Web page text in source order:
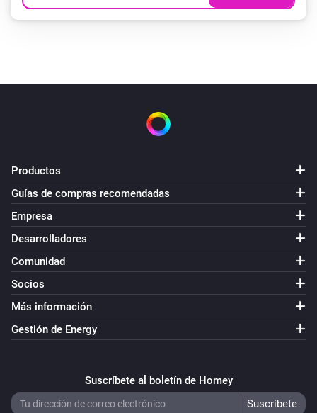
Productos
Guías de compras recomendadas
Empresa
Desarrolladores
Comunidad
Socios
Más información
Gestión de Energy
Suscríbete al boletín de Homey